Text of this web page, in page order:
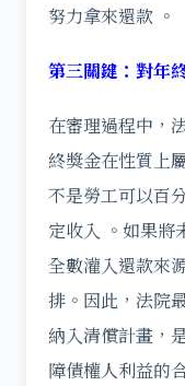
努力拿來還款 。
第三關鍵：對年
在審理過程中，
終獎金在性質上
不是勞工可以百
定收入 。如果將
全數灌入還款來
排。因此，法院
納入清償計畫，
障債權人利益的